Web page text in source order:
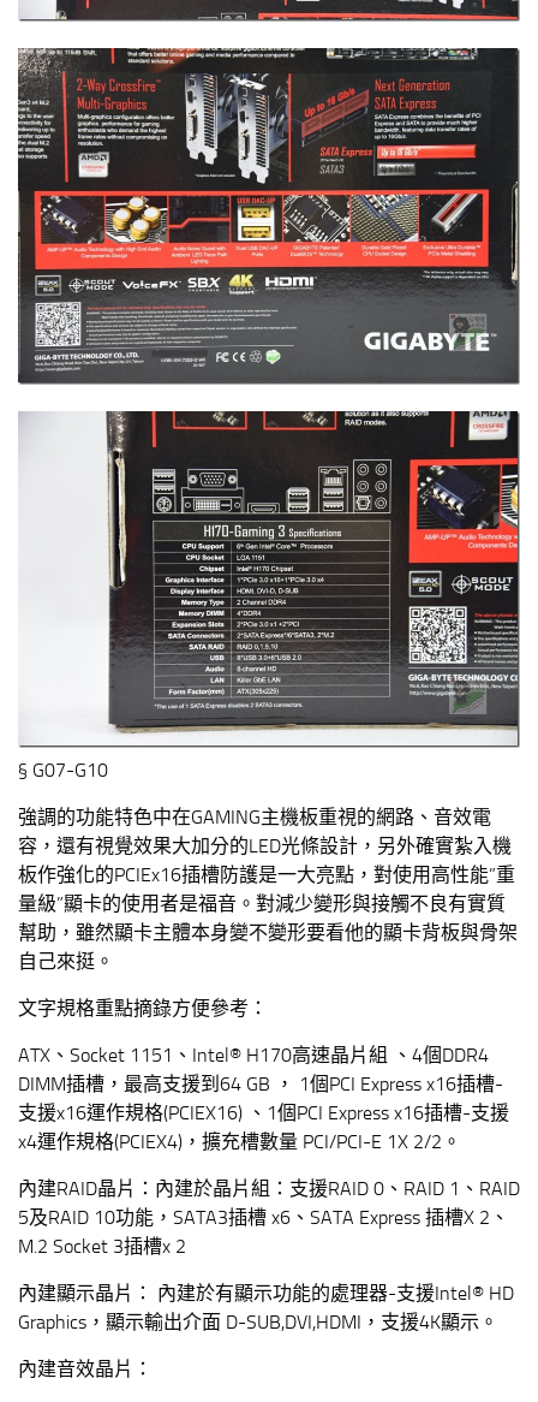
§ G07-G10
強調的功能特色中在GAMING主機板重視的網路、音效電
容，還有視覺效果大加分的LED光條設計，另外確實紮入機
板作強化的PCIEx16插槽防護是一大亮點，對使用高性能”重
量級”顯卡的使用者是福音。對減少變形與接觸不良有實質
幫助，雖然顯卡主體本身變不變形要看他的顯卡背板與骨架
自己來挺。
文字規格重點摘錄方便參考：
ATX、Socket 1151、Intel® H170高速晶片組 、4個DDR4
DIMM插槽，最高支援到64 GB ， 1個PCI Express x16插槽-
支援x16運作規格(PCIEX16) 、1個PCI Express x16插槽-支援
x4運作規格(PCIEX4)，擴充槽數量 PCI/PCI-E 1X 2/2。
內建RAID晶片：內建於晶片組：支援RAID 0、RAID 1、RAID
5及RAID 10功能，SATA3插槽 x6、SATA Express 插槽X 2、
M.2 Socket 3插槽x 2
內建顯示晶片： 內建於有顯示功能的處理器-支援Intel® HD
Graphics，顯示輸出介面 D-SUB,DVI,HDMI，支援4K顯示。
內建音效晶片：